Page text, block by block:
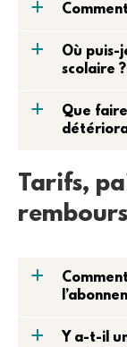
a
a
Où puis-
scolaire ?
a
Que
Tarifs,
a
a
Y a-t-il